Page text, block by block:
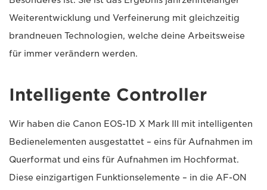
Weiterentwicklung und Verfeinerung mit gleichzeitig
brandneuen Technologien, welche deine Arbeitsweise
für immer verändern werden.
Intelligente Controller
Wir haben die Canon EOS-1D X Mark III mit intelligenten
Bedienelementen ausgestattet – eins für Aufnahmen im
Querformat und eins für Aufnahmen im Hochformat.
Diese einzigartigen Funktionselemente – in die AF-ON